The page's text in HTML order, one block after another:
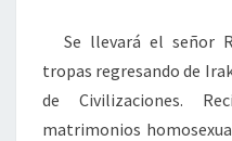
Se llevará el señor
tropas regresando de
de Civilizaciones.
matrimonios